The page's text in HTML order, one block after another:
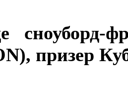
сноуборд-
призер